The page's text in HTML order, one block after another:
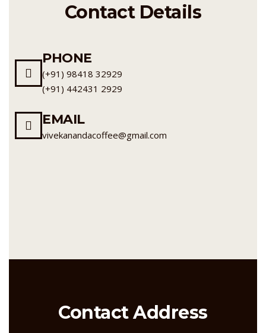
Contact Details
PHONE
(+91) 98418 32929
(+91) 442431 2929
EMAIL
vivekanandacoffee@gmail.com
Contact Address